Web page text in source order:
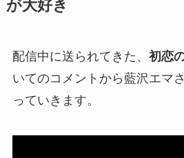
が大好き
配信中に送られてきた、 初恋
いてのコメントから藍沢エマ
っていきます。